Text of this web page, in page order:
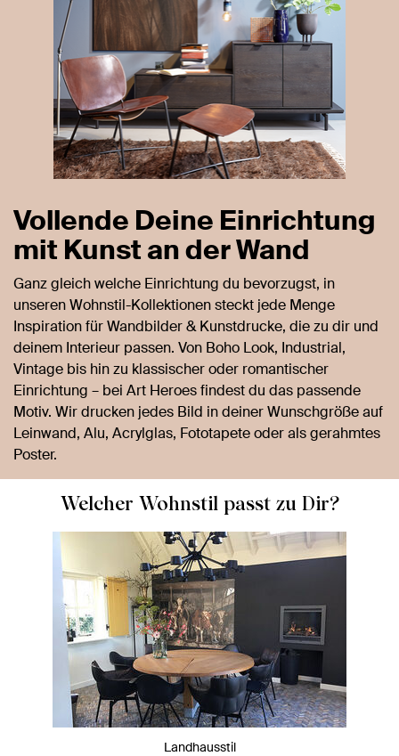
Vollende Deine Einrichtung
mit Kunst an der Wand
Ganz gleich welche Einrichtung du bevorzugst, in
unseren Wohnstil-Kollektionen steckt jede Menge
Inspiration für Wandbilder & Kunstdrucke, die zu dir und
deinem Interieur passen. Von Boho Look, Industrial,
Vintage bis hin zu klassischer oder romantischer
Einrichtung – bei Art Heroes findest du das passende
Motiv. Wir drucken jedes Bild in deiner Wunschgröße auf
Leinwand, Alu, Acrylglas, Fototapete oder als gerahmtes
Poster.
Welcher Wohnstil passt zu Dir?
Landhausstil